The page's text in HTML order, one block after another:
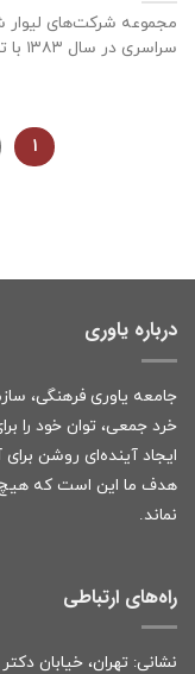
مجموعه شرکت‌های لیوار
سراسری در سال ۱۳۸۳ با تاسیس [...]
۱
درباره یاوری
جامعه یاوری فرهنگی،
خرد جمعی، توان خود را
ایجاد آینده‌ای روشن
هدف ما این است که هیچ
نماند.
راه‌های ارتباطی